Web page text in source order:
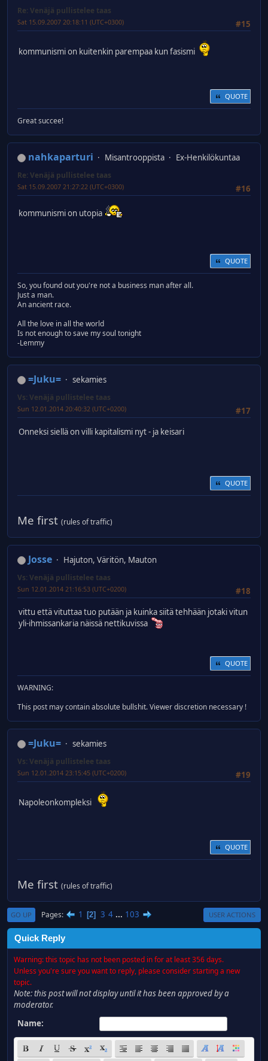
Re: Venäjä pullistelee taas
#15
Sat 15.09.2007 20:18:11 (UTC+0300)
kommunismi on kuitenkin parempaa kun fasismi
QUOTE
Great succee!
nahkaparturi Misantrooppista Ex-Henkilökuntaa
Re: Venäjä pullistelee taas
#16
Sat 15.09.2007 21:27:22 (UTC+0300)
kommunismi on utopia
QUOTE
So, you found out you're not a business man after all.
Just a man.
An ancient race.
All the love in all the world
Is not enough to save my soul tonight
-Lemmy
=Juku= sekamies
Vs: Venäjä pullistelee taas
#17
Sun 12.01.2014 20:40:32 (UTC+0200)
Onneksi siellä on villi kapitalismi nyt - ja keisari
QUOTE
Me first (rules of traffic)
Josse Hajuton, Väritön, Mauton
Vs: Venäjä pullistelee taas
#18
Sun 12.01.2014 21:16:53 (UTC+0200)
vittu että vituttaa tuo putään ja kuinka siitä tehhään jotaki vitun
yli-ihmissankaria näissä nettikuvissa
QUOTE
WARNING:
This post may contain absolute bullshit. Viewer discretion necessary !
=Juku= sekamies
Vs: Venäjä pullistelee taas
#19
Sun 12.01.2014 23:15:45 (UTC+0200)
Napoleonkompleksi
QUOTE
Me first (rules of traffic)
GO UP Pages 1 2 3 4 ... 103 USER ACTIONS
Quick Reply
Warning: this topic has not been posted in for at least 356 days.
Unless you're sure you want to reply, please consider starting a new
topic.
Note: this post will not display until it has been approved by a
moderator.
Name: